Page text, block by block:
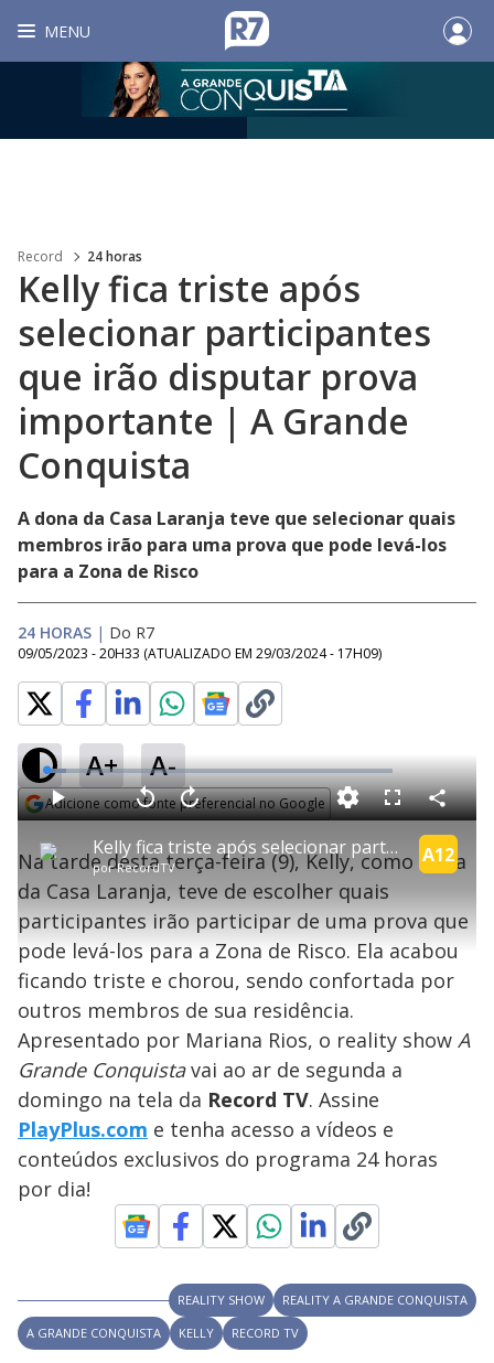
MENU
Record 24 horas
Kelly fica triste após
selecionar participantes
que irão disputar prova
importante | A Grande
Conquista
A dona da Casa Laranja teve que selecionar quais
membros irão para uma prova que pode levá-los
para a Zona de Risco
24 HORAS | Do R7
09/05/2023 - 20H33 (ATUALIZADO EM 29/03/2024 - 17H09)
A+ A-
Adicione como fonte preferencial no Google
Opens in new window P
l
a
y
V
i
d
e
Kelly fica triste após selecionar participantes que irão disputar prova importante | A Grande Conquista
porRecordTV
A12
P V
t
a
r
0
s
n
d
A
a
n
ç
a
1
s
e
u
n
o
s
M
u
L
o
a
d
e
.
8
9
%
F
l
s
c
n
C
o
m
p
a
a
Na tarde desta terça-feira (9), Kelly, como dona
da Casa Laranja, teve de escolher quais
participantes irão participar de uma prova que
pode levá-los para a Zona de Risco. Ela acabou
ficando triste e chorou, sendo confortada por
outros membros de sua residência.
Apresentado por Mariana Rios, o reality show A
Grande Conquistavai ao ar de segunda a
domingo na tela da Record TV. Assine
PlayPlus.com e tenha acesso a vídeos e
conteúdos exclusivos do programa 24 horas
por dia!
REALITY SHOW
REALITY A GRANDE CONQUISTA
A GRANDE CONQUISTA
KELLY RECORD TV